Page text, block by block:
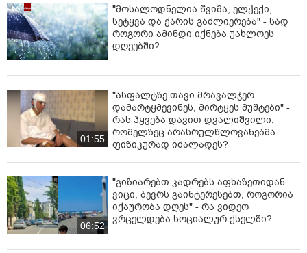
"მოსალოდნელია წვიმა, ელჭექი,
სეტყვა და ქარის გაძლიერება" - სად
როგორი ამინდი იქნება უახლოეს
დღეებში?
01:55
"ასფალტზე თავი მრავალჯერ
დამარტყმევინეს, მირტყეს მუშტები" -
რას ჰყვება დავით დვალიშვილი,
რომელზეც არასრულწლოვანებმა
ფიზიკურად იძალადეს?
06:52
"გიზიარებთ კადრებს აფხაზეთიდან...
ვიცი, ბევრს გაინტერესებთ, როგორია
იქაურობა დღეს" - რა ვიდეო
ვრცელდება სოციალურ ქსელში?